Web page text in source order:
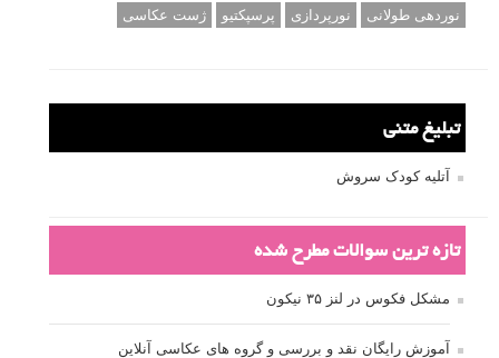
نوردهی طولانی
نورپردازی پرسپکتیو ژست عکاسی
تبلیغ متنی
آتلیه کودک سروش
تازه ترین سوالات مطرح شده
مشکل فکوس در لنز ۳۵ نیکون
آموزش رایگان نقد و بررسی و گروه های عکاسی آنلاین